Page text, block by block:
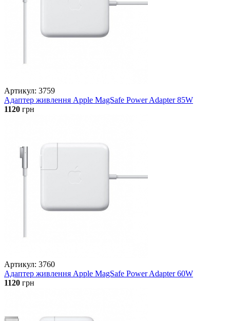
Артикул: 3759
Адаптер живлення Apple MagSafe Power Adapter 85W
1120 грн
Артикул: 3760
Адаптер живлення Apple MagSafe Power Adapter 60W
1120 грн